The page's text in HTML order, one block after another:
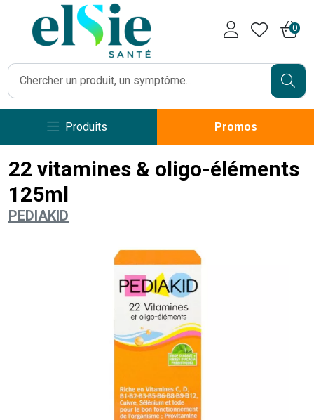
0
Produits Promos
22 vitamines & oligo-éléments
125ml
PEDIAKID